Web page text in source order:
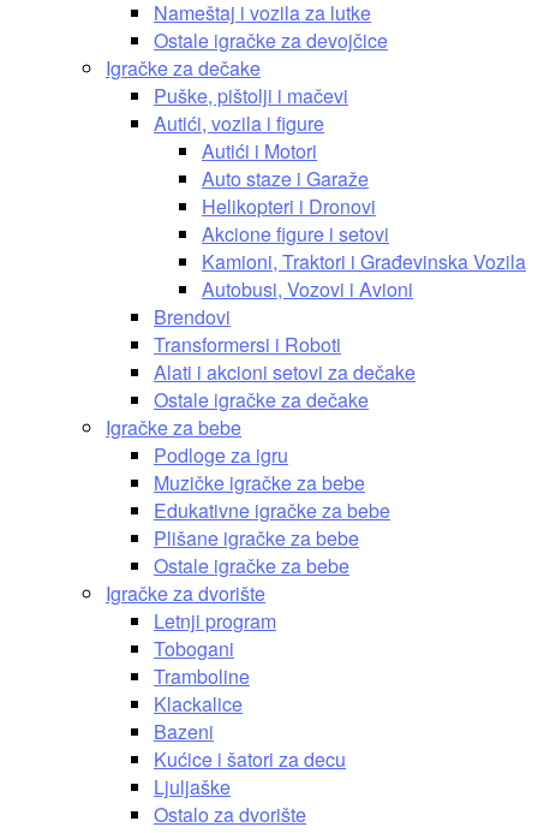
Nameštaj i vozila za lutke
Ostale igračke za devojčice
Igračke za dečake
Puške, pištolji i mačevi
Autići, vozila i figure
Autići i Motori
Auto staze i Garaže
Helikopteri i Dronovi
Akcione figure i setovi
Kamioni, Traktori i Građevinska Vozila
Autobusi, Vozovi i Avioni
Brendovi
Transformersi i Roboti
Alati i akcioni setovi za dečake
Ostale igračke za dečake
Igračke za bebe
Podloge za igru
Muzičke igračke za bebe
Edukativne igračke za bebe
Plišane igračke za bebe
Ostale igračke za bebe
Igračke za dvorište
Letnji program
Tobogani
Tramboline
Klackalice
Bazeni
Kućice i šatori za decu
Ljuljaške
Ostalo za dvorište